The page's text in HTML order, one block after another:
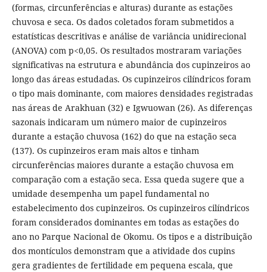
(formas, circunferências e alturas) durante as estações
chuvosa e seca. Os dados coletados foram submetidos a
estatísticas descritivas e análise de variância unidirecional
(ANOVA) com p<0,05. Os resultados mostraram variações
significativas na estrutura e abundância dos cupinzeiros ao
longo das áreas estudadas. Os cupinzeiros cilíndricos foram
o tipo mais dominante, com maiores densidades registradas
nas áreas de Arakhuan (32) e Igwuowan (26). As diferenças
sazonais indicaram um número maior de cupinzeiros
durante a estação chuvosa (162) do que na estação seca
(137). Os cupinzeiros eram mais altos e tinham
circunferências maiores durante a estação chuvosa em
comparação com a estação seca. Essa queda sugere que a
umidade desempenha um papel fundamental no
estabelecimento dos cupinzeiros. Os cupinzeiros cilíndricos
foram considerados dominantes em todas as estações do
ano no Parque Nacional de Okomu. Os tipos e a distribuição
dos montículos demonstram que a atividade dos cupins
gera gradientes de fertilidade em pequena escala, que